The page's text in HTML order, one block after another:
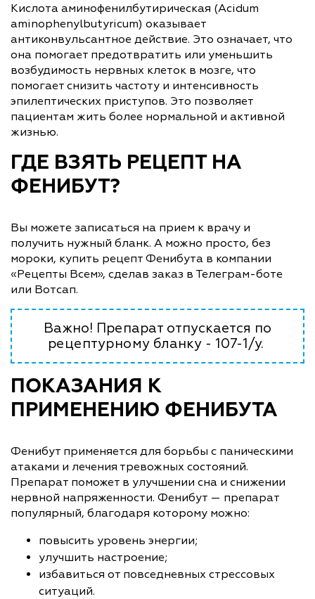
Кислота аминофенилбутирическая (Acidum
aminophenylbutyricum) оказывает
антиконвульсантное действие. Это означает, что
она помогает предотвратить или уменьшить
возбудимость нервных клеток в мозге, что
помогает снизить частоту и интенсивность
эпилептических приступов. Это позволяет
пациентам жить более нормальной и активной
жизнью.
ГДЕ ВЗЯТЬ РЕЦЕПТ НА
ФЕНИБУТ?
Вы можете записаться на прием к врачу и
получить нужный бланк. А можно просто, без
мороки, купить рецепт Фенибута в компании
«Рецепты Всем», сделав заказ в Телеграм-боте
или Вотсап.
Важно! Препарат отпускается по
рецептурному бланку - 107-1/у.
ПОКАЗАНИЯ К
ПРИМЕНЕНИЮ ФЕНИБУТА
Фенибут применяется для борьбы с паническими
атаками и лечения тревожных состояний.
Препарат поможет в улучшении сна и снижении
нервной напряженности. Фенибут — препарат
популярный, благодаря которому можно:
повысить уровень энергии;
улучшить настроение;
избавиться от повседневных стрессовых
ситуаций.